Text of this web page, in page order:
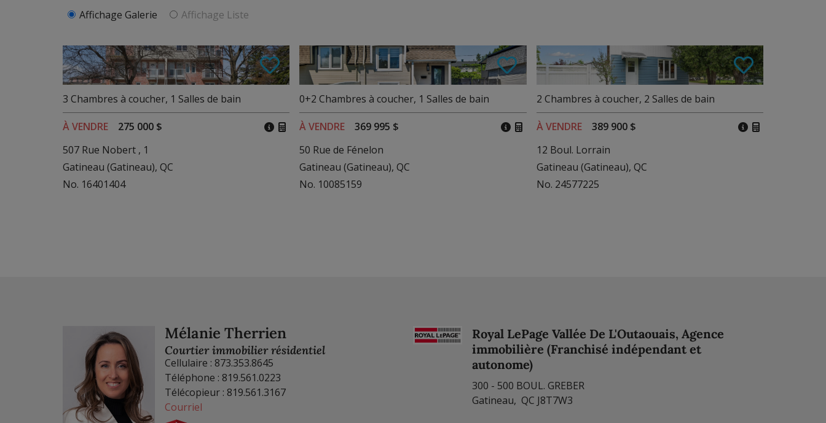
Affichage Galerie Affichage Liste
3 Chambres à coucher, 1 Salles de bain
À VENDRE
275 000 $
507 Rue Nobert , 1
Gatineau (Gatineau), QC
No. 16401404
0+2 Chambres à coucher, 1 Salles de bain
À VENDRE
369 995 $
50 Rue de Fénelon
Gatineau (Gatineau), QC
No. 10085159
2 Chambres à coucher, 2 Salles de bain
À VENDRE
389 900 $
12 Boul. Lorrain
Gatineau (Gatineau), QC
No. 24577225
Mélanie Therrien
Courtier immobilier résidentiel
Cellulaire : 873.353.8645
Téléphone : 819.561.0223
Télécopieur : 819.561.3167
Courriel
Royal LePage Vallée De L'Outaouais, Agence
immobilière (Franchisé indépendant et
autonome)
300 - 500 BOUL. GREBER
Gatineau, QC J8T7W3